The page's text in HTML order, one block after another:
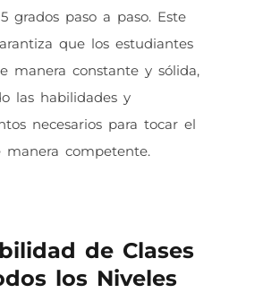
grados paso a paso. Este
que los estudiantes
manera constante y sólida,
las habilidades y
necesarios para tocar el
manera competente.
de Clases
los Niveles